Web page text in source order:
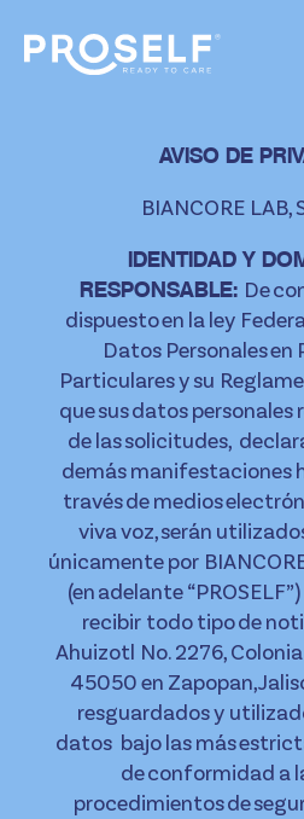
AVISO DE
BIANCORE LAB,
IDENTIDAD Y
RESPONSABLE: De
dispuesto en la ley
Datos Personales en
Particulares y su
que sus datos personales
de las solicitudes,
demás manifestaciones
través de medios
viva voz, serán
únicamente por
(en adelante
recibir todo tipo de
Ahuizotl No. 2276, Colonia
45050 en Zapopan,
resguardados y
datos bajo las más
de conformidad a
procedimientos de